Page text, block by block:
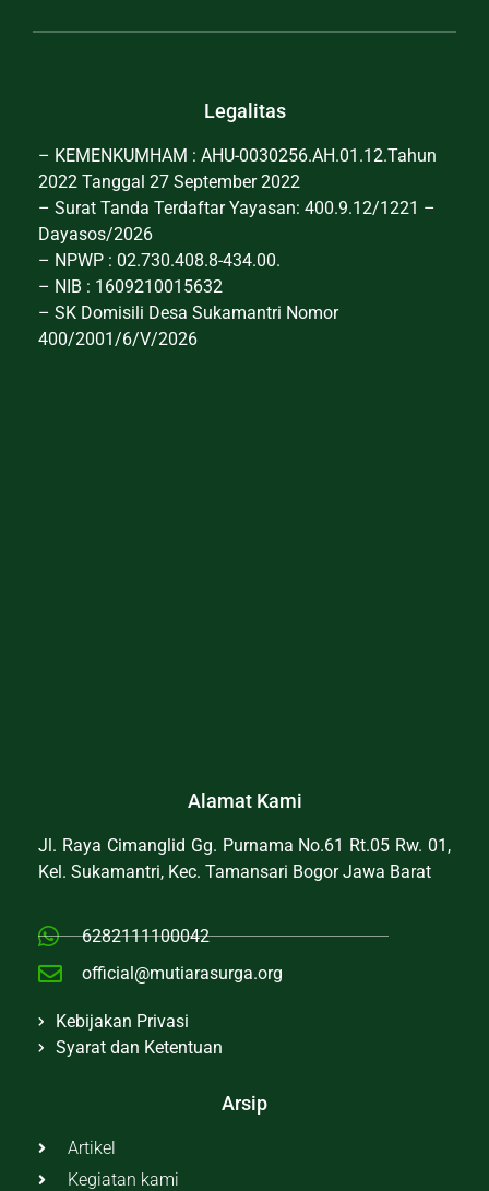
Legalitas
– KEMENKUMHAM : AHU-0030256.AH.01.12.Tahun
2022 Tanggal 27 September 2022
– Surat Tanda Terdaftar Yayasan: 400.9.12/1221 –
Dayasos/2026
– NPWP : 02.730.408.8-434.00.
– NIB : 1609210015632
– SK Domisili Desa Sukamantri Nomor
400/2001/6/V/2026
Alamat Kami
Jl. Raya Cimanglid Gg. Purnama No.61 Rt.05 Rw. 01,
Kel. Sukamantri, Kec. Tamansari Bogor Jawa Barat
6282111100042
official@mutiarasurga.org
Kebijakan Privasi
Syarat dan Ketentuan
Arsip
Artikel
Kegiatan kami